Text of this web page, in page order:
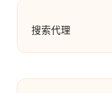
搜索代理